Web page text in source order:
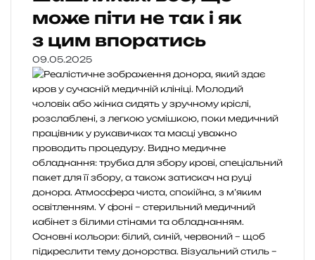
може піти не так і як
з цим впоратись
09.05.2025